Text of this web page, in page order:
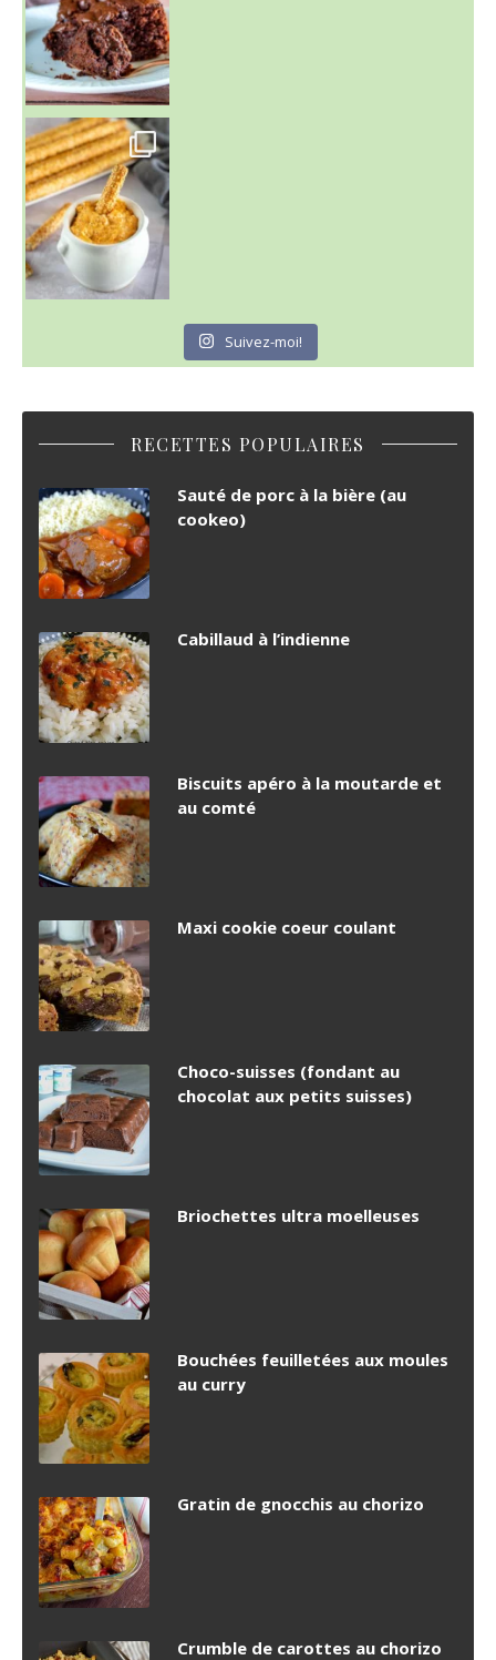
Suivez-moi!
RECETTES POPULAIRES
Sauté de porc à la bière (au
cookeo)
Cabillaud à l’indienne
Biscuits apéro à la moutarde et
au comté
Maxi cookie coeur coulant
Choco-suisses (fondant au
chocolat aux petits suisses)
Briochettes ultra moelleuses
Bouchées feuilletées aux moules
au curry
Gratin de gnocchis au chorizo
Crumble de carottes au chorizo